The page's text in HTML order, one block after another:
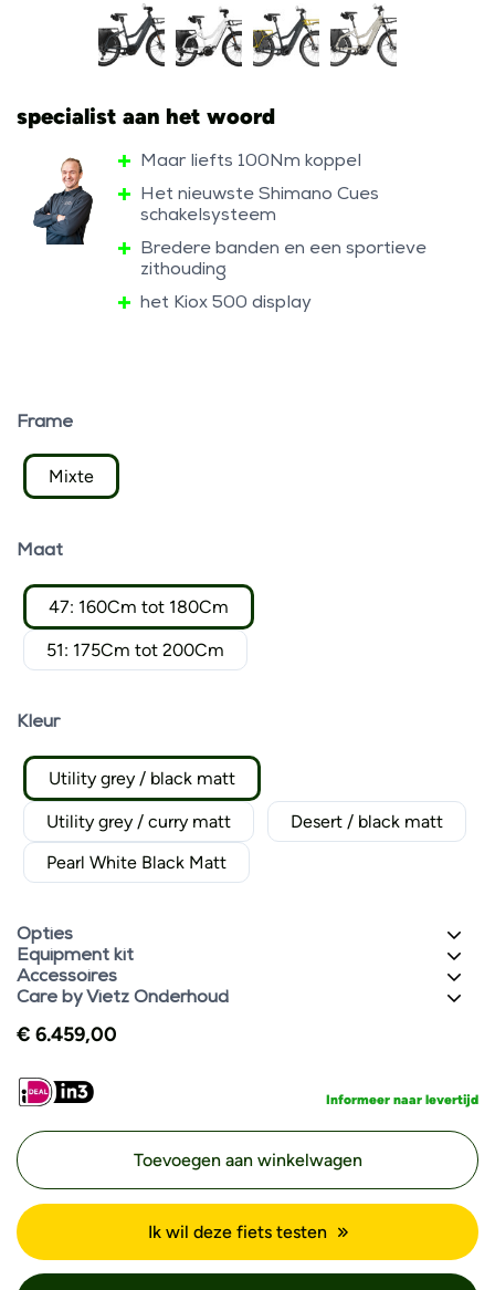
specialist aan het woord
Maar liefts 100Nm koppel
Het nieuwste Shimano Cues
schakelsysteem
Bredere banden en een sportieve
zithouding
het Kiox 500 display
Informeer naar levertijd
Frame
Mixte
Maat
47: 160Cm tot 180Cm
51: 175Cm tot 200Cm
Kleur
Utility grey / black matt
Utility grey / curry matt
Desert / black matt
Pearl White Black Matt
Opties
Equipment kit
Accessoires
Care by Vietz Onderhoud
€ 6.459,00
Toevoegen aan winkelwagen
Ik wil deze fiets testen